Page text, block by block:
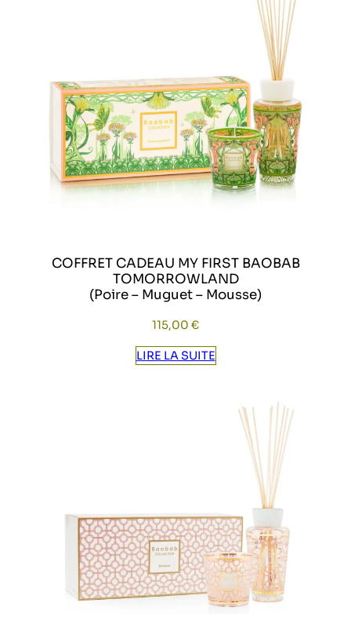
COFFRET CADEAU MY FIRST BAOBAB
TOMORROWLAND
(Poire – Muguet – Mousse)
115,00 €
LIRE LA SUITE